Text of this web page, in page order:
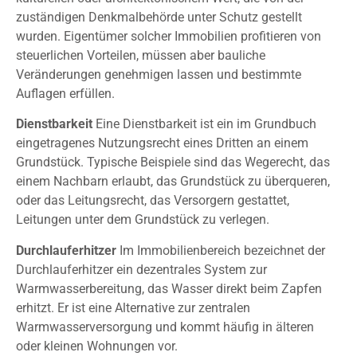
zuständigen Denkmalbehörde unter Schutz gestellt
wurden. Eigentümer solcher Immobilien profitieren von
steuerlichen Vorteilen, müssen aber bauliche
Veränderungen genehmigen lassen und bestimmte
Auflagen erfüllen.
Dienstbarkeit Eine Dienstbarkeit ist ein im Grundbuch
eingetragenes Nutzungsrecht eines Dritten an einem
Grundstück. Typische Beispiele sind das Wegerecht, das
einem Nachbarn erlaubt, das Grundstück zu überqueren,
oder das Leitungsrecht, das Versorgern gestattet,
Leitungen unter dem Grundstück zu verlegen.
Durchlauferhitzer Im Immobilienbereich bezeichnet der
Durchlauferhitzer ein dezentrales System zur
Warmwasserbereitung, das Wasser direkt beim Zapfen
erhitzt. Er ist eine Alternative zur zentralen
Warmwasserversorgung und kommt häufig in älteren
oder kleinen Wohnungen vor.